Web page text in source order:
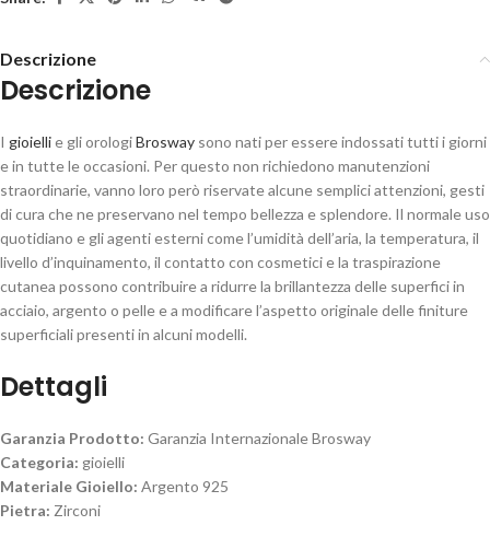
Descrizione
Descrizione
I gioiellie gli orologiBrosway sono nati per essere indossati tutti i giorni
e in tutte le occasioni. Per questo non richiedono manutenzioni
straordinarie, vanno loro però riservate alcune semplici attenzioni, gesti
di cura che ne preservano nel tempo bellezza e splendore. Il normale uso
quotidiano e gli agenti esterni come l’umidità dell’aria, la temperatura, il
livello d’inquinamento, il contatto con cosmetici e la traspirazione
cutanea possono contribuire a ridurre la brillantezza delle superfici in
acciaio, argento o pelle e a modificare l’aspetto originale delle finiture
superficiali presenti in alcuni modelli.
Dettagli
Garanzia Prodotto: Garanzia Internazionale Brosway
Categoria: gioielli
Materiale Gioiello: Argento 925
Pietra: Zirconi